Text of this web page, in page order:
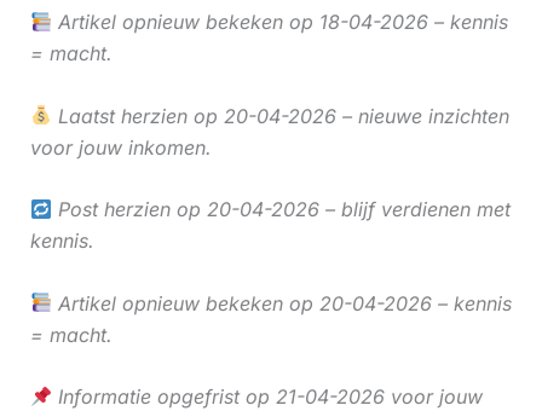
Artikel opnieuw bekeken op 18-04-2026 – kennis
= macht.
Laatst herzien op 20-04-2026 – nieuwe inzichten
voor jouw inkomen.
Post herzien op 20-04-2026 – blijf verdienen met
kennis.
Artikel opnieuw bekeken op 20-04-2026 – kennis
= macht.
Informatie opgefrist op 21-04-2026 voor jouw